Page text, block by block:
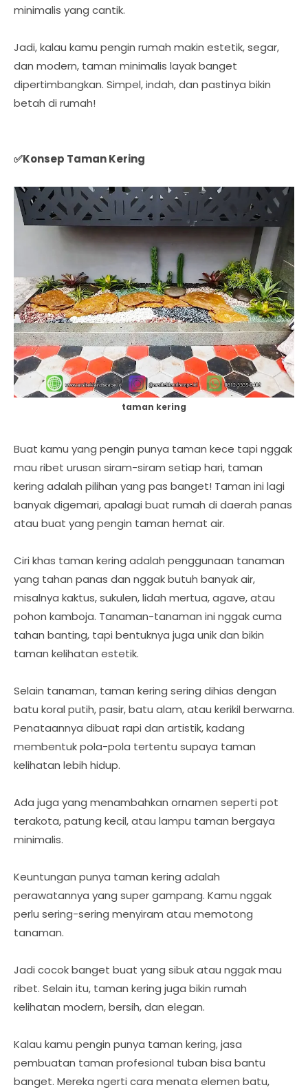
minimalis yang cantik.
Jadi, kalau kamu pengin rumah makin estetik, segar,
dan modern, taman minimalis layak banget
dipertimbangkan. Simpel, indah, dan pastinya bikin
betah di rumah!
✅Konsep Taman Kering
taman kering
Buat kamu yang pengin punya taman kece tapi nggak
mau ribet urusan siram-siram setiap hari, taman
kering adalah pilihan yang pas banget! Taman ini lagi
banyak digemari, apalagi buat rumah di daerah panas
atau buat yang pengin taman hemat air.
Ciri khas taman kering adalah penggunaan tanaman
yang tahan panas dan nggak butuh banyak air,
misalnya kaktus, sukulen, lidah mertua, agave, atau
pohon kamboja. Tanaman-tanaman ini nggak cuma
tahan banting, tapi bentuknya juga unik dan bikin
taman kelihatan estetik.
Selain tanaman, taman kering sering dihias dengan
batu koral putih, pasir, batu alam, atau kerikil berwarna.
Penataannya dibuat rapi dan artistik, kadang
membentuk pola-pola tertentu supaya taman
kelihatan lebih hidup.
Ada juga yang menambahkan ornamen seperti pot
terakota, patung kecil, atau lampu taman bergaya
minimalis.
Keuntungan punya taman kering adalah
perawatannya yang super gampang. Kamu nggak
perlu sering-sering menyiram atau memotong
tanaman.
Jadi cocok banget buat yang sibuk atau nggak mau
ribet. Selain itu, taman kering juga bikin rumah
kelihatan modern, bersih, dan elegan.
Kalau kamu pengin punya taman kering, jasa
pembuatan taman profesional tuban bisa bantu
banget. Mereka ngerti cara menata elemen batu,